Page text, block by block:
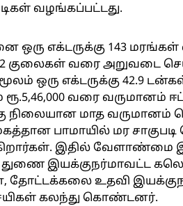
வழங்கப்பட்டது.
எக்டருக்கு 143 மரங்கள்
குலைகள் வரை அறுவடை
ஒரு எக்டருக்கு 42.9
வரை வருமானம்
நிலையான மாத வருமானம்
பாமாயில் மர சாகுபடி
இதில் வேளாண்மை
இயக்குநர்மாவட்ட
தோட்டக்கலை உதவி
கலந்து கொண்டனர்.